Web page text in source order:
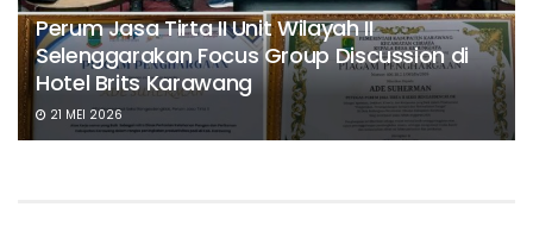
Perum Jasa Tirta II Unit Wilayah II
Selenggarakan Focus Group Discussion di
Hotel Brits Karawang
21 MEI 2026